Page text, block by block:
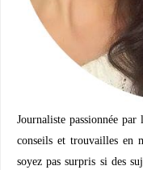
Journaliste passionnée
conseils et trouvailles en
soyez pas surpris si des